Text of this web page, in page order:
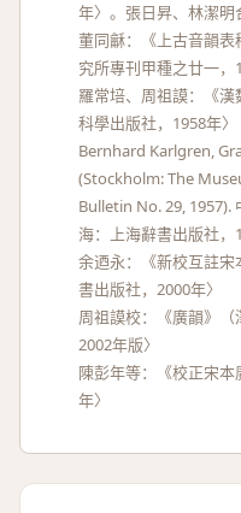
年〉。張日昇、林潔明
董同龢：《上古音韻
究所專刊甲種之廿一，
羅常培、周祖謨：《漢
科學出版社，1958年〉
Bernhard Karlgren,
(Stockholm: The
Bulletin No. 29, 1957).
海：上海辭書出版社，
余迺永：《新校互註
書出版社，2000年〉
周祖謨校：《廣韻》（
2002年版〉
陳彭年等：《校正宋
年〉